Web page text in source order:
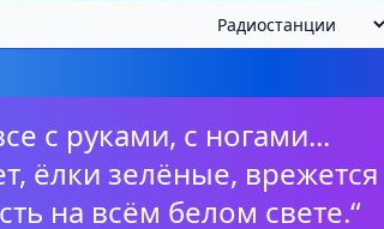
с руками, с ногами...
ёлки зелёные, врежется
на всём белом свете.“